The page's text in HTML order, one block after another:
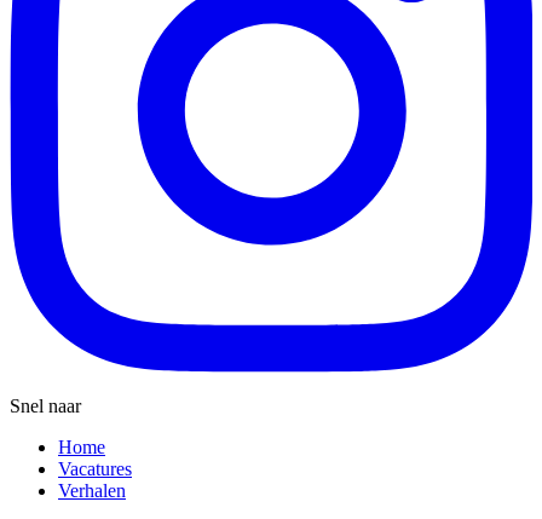
Snel naar
Home
Vacatures
Verhalen